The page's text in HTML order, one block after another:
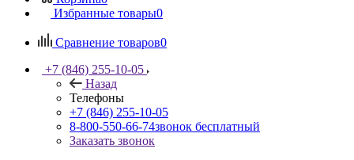
Избранные товары0
Сравнение товаров0
+7 (846) 255-10-05
Назад
Телефоны
+7 (846) 255-10-05
8-800-550-66-74звонок бесплатный
Заказать звонок